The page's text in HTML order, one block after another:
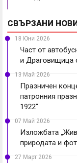
СВЪРЗАНИ
18 Юни 2026
Част от
и Драговищица
13 Май 2026
Празничен
патронния
1922“
07 Май 2026
Изложбата
природата и
27 Март 2026